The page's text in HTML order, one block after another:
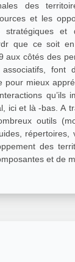
des
et les
stratégiques et
que ce soit
aux côtés des
associatifs, font
pour mieux
qu’ils
ici et là -bas. A
outils
des
et de